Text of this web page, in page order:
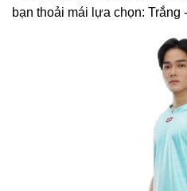
bạn thoải mái lựa chọn: Trắng